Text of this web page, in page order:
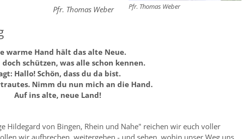
Pfr. Thomas Weber
Pfr. Thomas Weber
warme Hand hält das alte Neue.
schützen, was alle schon kennen.
Hallo! Schön, dass du da bist.
Nimm du nun mich an die Hand.
Auf ins alte, neue Land!
Hildegard von Bingen, Rhein und Nahe" reichen wir euch voller
wir aufbrechen, weitergehen - und sehen, wohin unser Weg uns